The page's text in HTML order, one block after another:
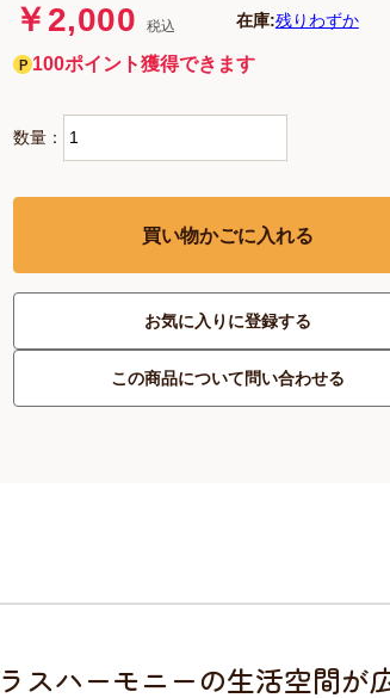
￥2,000 税込 在庫:残りわずか
100ポイント獲得できます
数量：
買い物かごに入れる
お気に入りに登録する
この商品について問い合わせる
スハーモニーの生活空間が